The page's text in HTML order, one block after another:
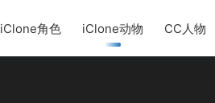
iClone角色 iClone动物 CC人物